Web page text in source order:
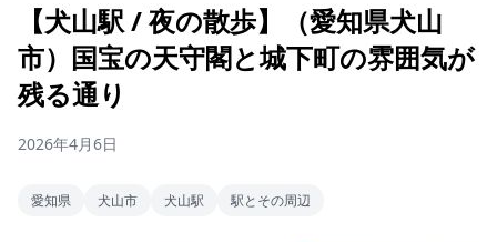
【犬山駅 / 夜の散歩】（愛知県犬山
市）国宝の天守閣と城下町の雰囲気が
残る通り
2026年4月6日
愛知県 犬山市 犬山駅 駅とその周辺